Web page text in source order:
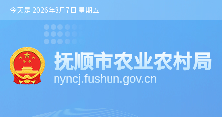
今天是 2026年8月7日 星期五
抚顺市农业农村局
nyncj.fushun.gov.cn